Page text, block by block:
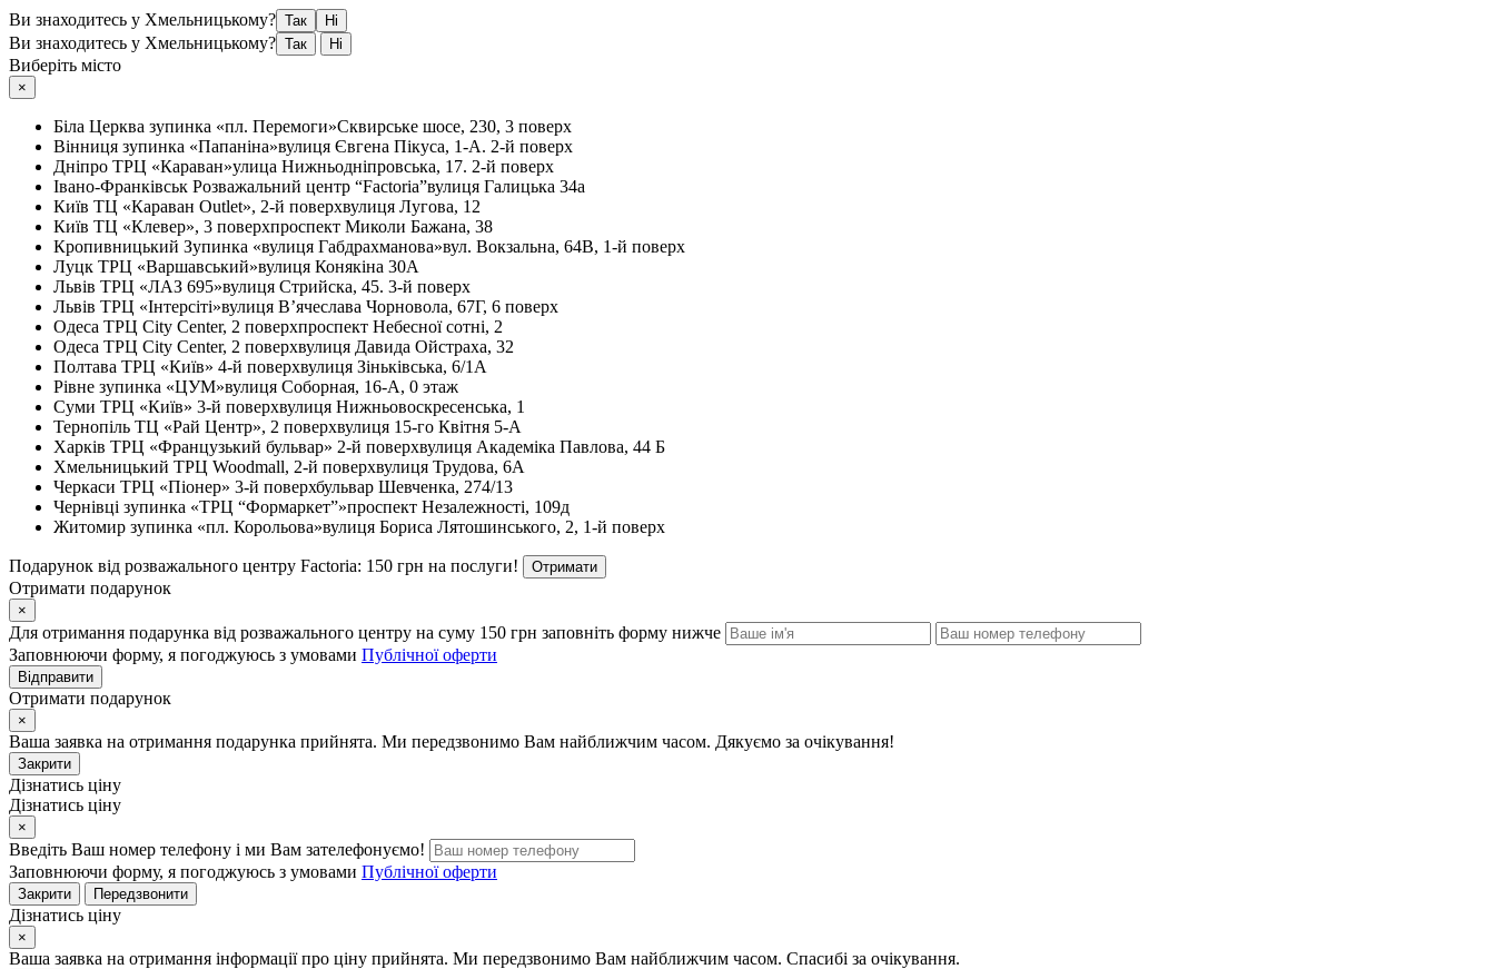
Ви знаходитесь у Хмельницькому? Так Ні
Ви знаходитесь у Хмельницькому? Так Ні
Виберіть місто
×
Біла Церква зупинка «пл. Перемоги»Сквирське шосе, 230, 3 поверх
Вінниця зупинка «Папаніна»вулиця Євгена Пікуса, 1-А. 2-й поверх
Дніпро ТРЦ «Караван»улица Нижньодніпровська, 17. 2-й поверх
Івано-Франківськ Розважальний центр “Factoria”вулиця Галицька 34а
Київ ТЦ «Караван Outlet», 2-й поверхвулиця Лугова, 12
Київ ТЦ «Клевер», 3 поверхпроспект Миколи Бажана, 38
Кропивницький Зупинка «вулиця Габдрахманова»вул. Вокзальна, 64В, 1-й поверх
Луцк ТРЦ «Варшавський»вулиця Конякіна 30А
Львів ТРЦ «ЛАЗ 695»вулиця Стрийска, 45. 3-й поверх
Львів ТРЦ «Інтерсіті»вулиця В’ячеслава Чорновола, 67Г, 6 поверх
Одеса ТРЦ City Center, 2 поверхпроспект Небесної сотні, 2
Одеса ТРЦ City Center, 2 поверхвулиця Давида Ойстраха, 32
Полтава ТРЦ «Київ» 4-й поверхвулиця Зіньківська, 6/1А
Рівне зупинка «ЦУМ»вулиця Соборная, 16-А, 0 этаж
Суми ТРЦ «Київ» 3-й поверхвулиця Нижньовоскресенська, 1
Тернопіль ТЦ «Рай Центр», 2 поверхвулиця 15-го Квітня 5-А
Харків ТРЦ «Французький бульвар» 2-й поверхвулиця Академіка Павлова, 44 Б
Хмельницький ТРЦ Woodmall, 2-й поверхвулиця Трудова, 6А
Черкаси ТРЦ «Піонер» 3-й поверхбульвар Шевченка, 274/13
Чернівці зупинка «ТРЦ “Формаркет”»проспект Незалежності, 109д
Житомир зупинка «пл. Корольова»вулиця Бориса Лятошинського, 2, 1-й поверх
Подарунок від розважального центру Factoria: 150 грн на послуги! Отримати
Отримати подарунок
×
Для отримання подарунка від розважального центру на суму 150 грн заповніть форму нижче
Заповнюючи форму, я погоджуюсь з умовами Публічної оферти
Відправити
Отримати подарунок
×
Ваша заявка на отримання подарунка прийнята. Ми передзвонимо Вам найближчим часом. Дякуємо за очікування!
Закрити
Дізнатись ціну
Дізнатись ціну
×
Введіть Ваш номер телефону і ми Вам зателефонуємо!
Заповнюючи форму, я погоджуюсь з умовами Публічної оферти
Закрити Передзвонити
Дізнатись ціну
×
Ваша заявка на отримання інформації про ціну прийнята. Ми передзвонимо Вам найближчим часом. Спасибі за очікування.